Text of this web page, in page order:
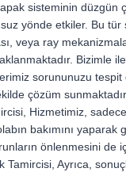
sisteminin düzgün
yönde etkiler. Bu
veya ray
Bizimle
sorununuzu tespit
çözüm
Hizmetimiz, sadece
bakımını yaparak
önlenmesini de
Tamircisi, Ayrıca,